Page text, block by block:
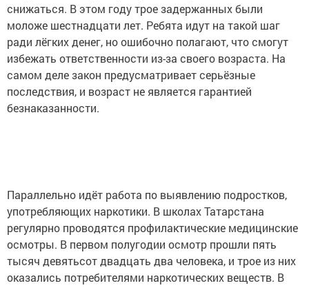
снижаться. В этом году трое задержанных были
моложе шестнадцати лет. Ребята идут на такой шаг
ради лёгких денег, но ошибочно полагают, что смогут
избежать ответственности из-за своего возраста. На
самом деле закон предусматривает серьёзные
последствия, и возраст не является гарантией
безнаказанности.
Параллельно идёт работа по выявлению подростков,
употребляющих наркотики. В школах Татарстана
регулярно проводятся профилактические медицинские
осмотры. В первом полугодии осмотр прошли пять
тысяч девятьсот двадцать два человека, и трое из них
оказались потребителями наркотических веществ. В